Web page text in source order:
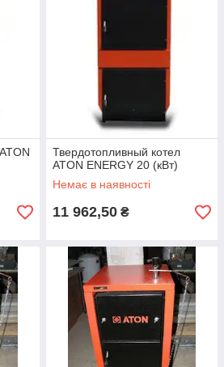
Твердотопливный котел
ATON ENERGY 20 (кВт)
Немає в наявності
11 962,50 ₴